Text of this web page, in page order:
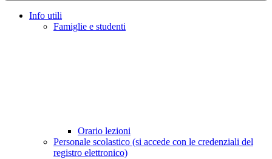
Info utili
Famiglie e studenti
Orario lezioni
Personale scolastico (si accede con le credenziali del
registro elettronico)